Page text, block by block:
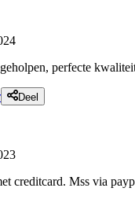
perfecte
Deel
creditcard. Mss via